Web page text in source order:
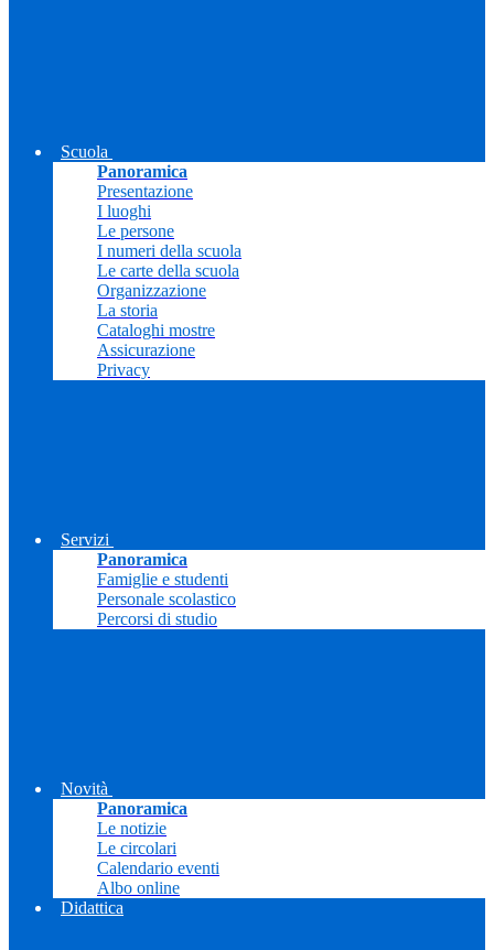
Scuola
Panoramica
Presentazione
I luoghi
Le persone
I numeri della scuola
Le carte della scuola
Organizzazione
La storia
Cataloghi mostre
Assicurazione
Privacy
Servizi
Panoramica
Famiglie e studenti
Personale scolastico
Percorsi di studio
Novità
Panoramica
Le notizie
Le circolari
Calendario eventi
Albo online
Didattica